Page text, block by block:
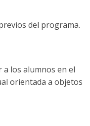
del programa.
los alumnos en el
orientada a objetos